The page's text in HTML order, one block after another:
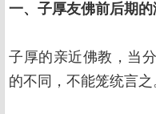
一、子厚友佛前后期的
子厚的亲近佛教，当
的不同，不能笼统言之